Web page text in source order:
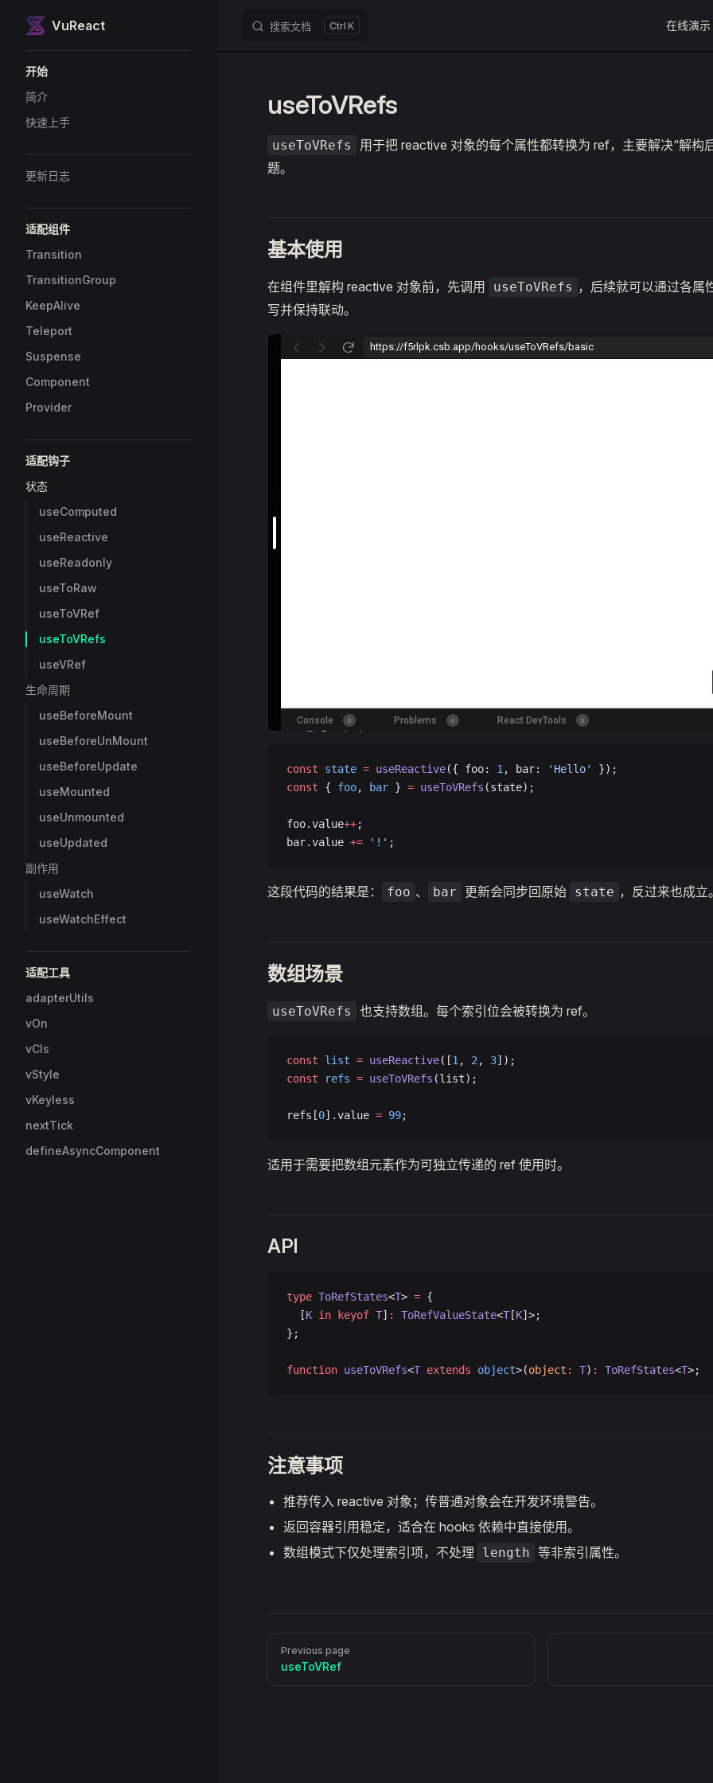
Skip to content
VuReact 搜索文档 K 在线演示
开始
简介
快速上手
更新日志
适配组件
Transition
TransitionGroup
KeepAlive
Teleport
Suspense
Component
Provider
适配钩子
状态
useComputed
useReactive
useReadonly
useToRaw
useToVRef
useToVRefs
useVRef
生命周期
useBeforeMount
useBeforeUnMount
useBeforeUpdate
useMounted
useUnmounted
useUpdated
副作用
useWatch
useWatchEffect
适配工具
adapterUtils
vOn
vCls
vStyle
vKeyless
nextTick
defineAsyncComponent
useToVRefs
useToVRefs
用于把 reactive 对象的每个属性都转换为 ref，主要解决“解构
题。
基本使用
在组件里解构 reactive 对象前，先调用 useToVRefs ，后续就可以通过各属
写并保持联动。
const state = useReactive({ foo: 1 , bar: 'Hello'
});
const { foo, bar } = useToVRefs (state);
foo.value++;
bar.value += '!' ;
这段代码的结果是： foo 、 bar 更新会同步回原始 state ，反过来也成立
数组场景
useToVRefs 也支持数组。每个索引位会被转换为 ref。
const list = useReactive([1 , 2 , 3]);
const refs = useToVRefs (list);
refs[0].value = 99;
适用于需要把数组元素作为可独立传递的 ref 使用时。
API
type ToRefStates<T> = {
  [
K in keyof T] : ToRefValueState<T[K]>;
};
function useToVRefs<T extends object>(object : T) : ToRefStates<T>;
注意事项
推荐传入 reactive 对象；传普通对象会在开发环境警告。
返回容器引用稳定，适合在 hooks 依赖中直接使用。
数组模式下仅处理索引项，不处理
length 等非索引属性。
Pager
Previous page
useToVRef